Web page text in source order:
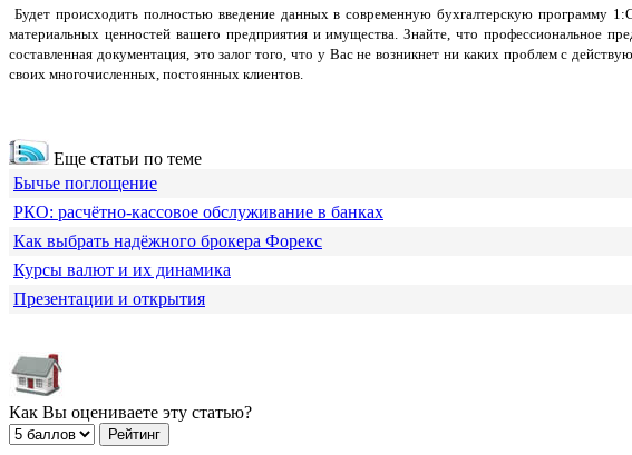
Будет происходить полностью введение данных в современную бухгалтерскую программу
материальных ценностей вашего предприятия и имущества. Знайте, что профессиональное
составленная документация, это залог того, что у Вас не возникнет ни каких проблем с
своих многочисленных, постоянных клиентов.
Еще статьи по теме
Бычье поглощение
РКО: расчётно-кассовое обслуживание в банках
Как выбрать надёжного брокера Форекс
Курсы валют и их динамика
Презентации и открытия
Как Вы оцениваете эту статью?